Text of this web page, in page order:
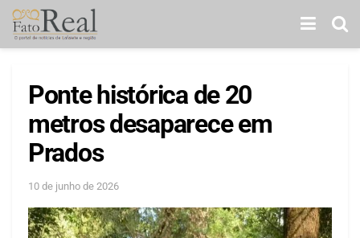
Ponte histórica de 20
metros desaparece em
Prados
10 de junho de 2026